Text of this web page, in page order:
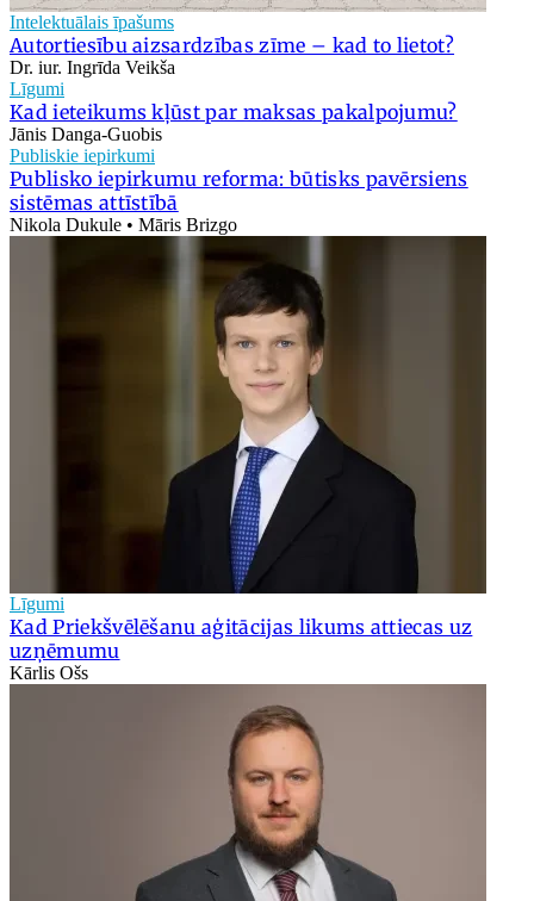
Intelektuālais īpašums
Autortiesību aizsardzības zīme – kad to lietot?
Dr. iur. Ingrīda Veikša
Līgumi
Kad ieteikums kļūst par maksas pakalpojumu?
Jānis Danga-Guobis
Publiskie iepirkumi
Publisko iepirkumu reforma: būtisks pavērsiens
sistēmas attīstībā
Nikola Dukule • Māris Brizgo
Līgumi
Kad Priekšvēlēšanu aģitācijas likums attiecas uz
uzņēmumu
Kārlis Ošs